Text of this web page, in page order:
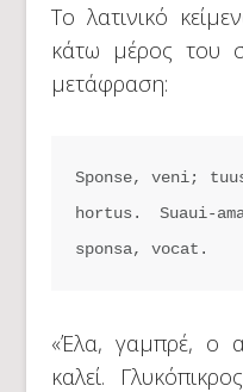
Το λατινικό
κάτω μέρος του
μετάφραση:
Sponse, veni;
hortus. Suaui-
sponsa, vocat.
«Έλα, γαμπρέ, ο
καλεί.